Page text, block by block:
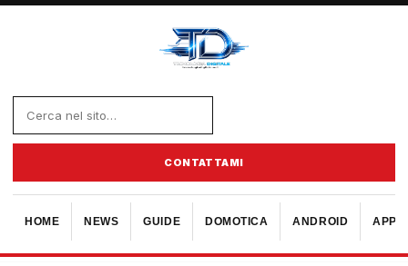
CONTATTAMI
HOME NEWS GUIDE DOMOTICA ANDROID